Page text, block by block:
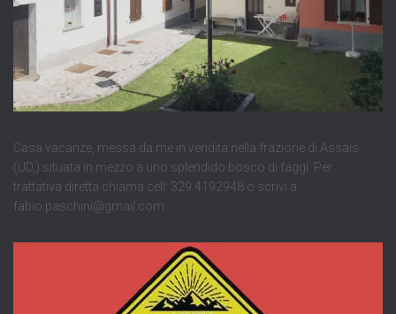
Casa vacanze, messa da me in vendita nella frazione di Assais
(UD,) situata in mezzo a uno splendido bosco di faggi. Per
trattativa diretta chiama cell: 329.4192948 o scrivi a
fabio.paschini@gmail.com